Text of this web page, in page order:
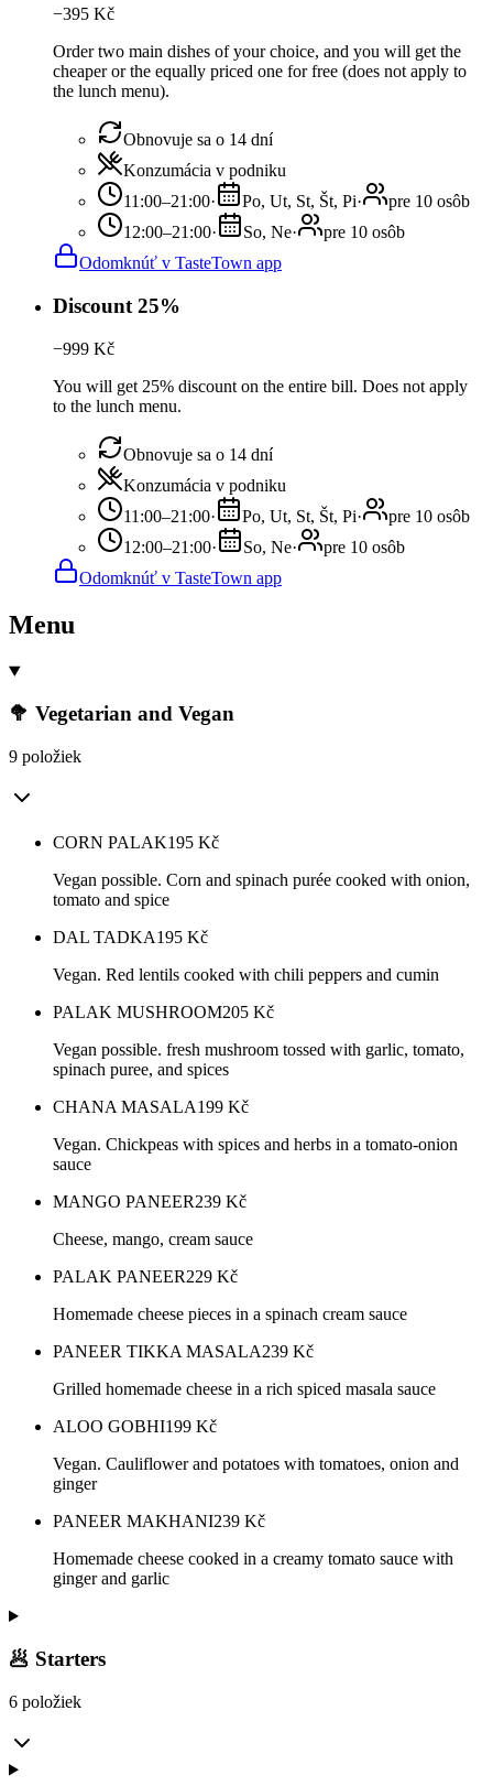
−395 Kč
Order two main dishes of your choice, and you will get the
cheaper or the equally priced one for free (does not apply to
the lunch menu).
Obnovuje sa o 14 dní
Konzumácia v podniku
11:00–21:00· Po, Ut, St, Št, Pi·
pre 10 osôb
12:00–21:00· So, Ne·
pre 10 osôb
Odomknúť v TasteTown app
Discount 25%
−999 Kč
You will get 25% discount on the entire bill. Does not apply
to the lunch menu.
Obnovuje sa o 14 dní
Konzumácia v podniku
11:00–21:00· Po, Ut, St, Št, Pi·
pre 10 osôb
12:00–21:00· So, Ne·
pre 10 osôb
Odomknúť v TasteTown app
Menu
🥦 Vegetarian and Vegan
9 položiek
CORN PALAK195 Kč
Vegan possible. Corn and spinach purée cooked with onion,
tomato and spice
DAL TADKA195 Kč
Vegan. Red lentils cooked with chili peppers and cumin
PALAK MUSHROOM205 Kč
Vegan possible. fresh mushroom tossed with garlic, tomato,
spinach puree, and spices
CHANA MASALA199 Kč
Vegan. Chickpeas with spices and herbs in a tomato-onion
sauce
MANGO PANEER239 Kč
Cheese, mango, cream sauce
PALAK PANEER229 Kč
Homemade cheese pieces in a spinach cream sauce
PANEER TIKKA MASALA239 Kč
Grilled homemade cheese in a rich spiced masala sauce
ALOO GOBHI199 Kč
Vegan. Cauliflower and potatoes with tomatoes, onion and
ginger
PANEER MAKHANI239 Kč
Homemade cheese cooked in a creamy tomato sauce with
ginger and garlic
🥟 Starters
6 položiek